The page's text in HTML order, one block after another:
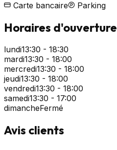
Carte bancaire Parking
Horaires d'ouverture
lundi13:30 - 18:30
mardi13:30 - 18:00
mercredi13:30 - 18:00
jeudi13:30 - 18:00
vendredi13:30 - 18:00
samedi13:30 - 17:00
dimancheFermé
Avis clients